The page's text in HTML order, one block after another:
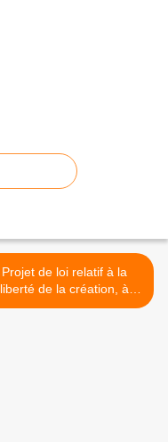
Projet de loi relatif à la
liberté de la création, à
l'architecture et au